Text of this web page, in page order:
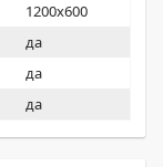
1200x600
да
да
да